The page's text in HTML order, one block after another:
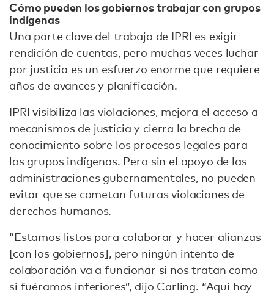
Cómo pueden los gobiernos trabajar con grupos
indígenas
Una parte clave del trabajo de IPRI es exigir
rendición de cuentas, pero muchas veces luchar
por justicia es un esfuerzo enorme que requiere
años de avances y planificación.
IPRI visibiliza las violaciones, mejora el acceso a
mecanismos de justicia y cierra la brecha de
conocimiento sobre los procesos legales para
los grupos indígenas. Pero sin el apoyo de las
administraciones gubernamentales, no pueden
evitar que se cometan futuras violaciones de
derechos humanos.
“Estamos listos para colaborar y hacer alianzas
[con los gobiernos], pero ningún intento de
colaboración va a funcionar si nos tratan como
si fuéramos inferiores”, dijo Carling. “Aquí hay